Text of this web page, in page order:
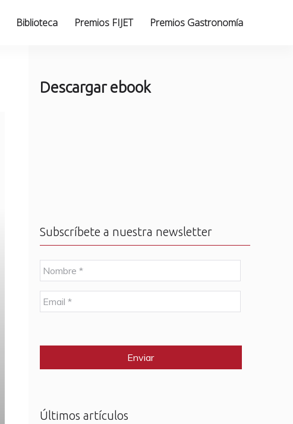
Biblioteca Premios FIJET Premios Gastronomía
Descargar ebook
Subscríbete a nuestra newsletter
N
o
m
b
r
E
m
l
Últimos artículos